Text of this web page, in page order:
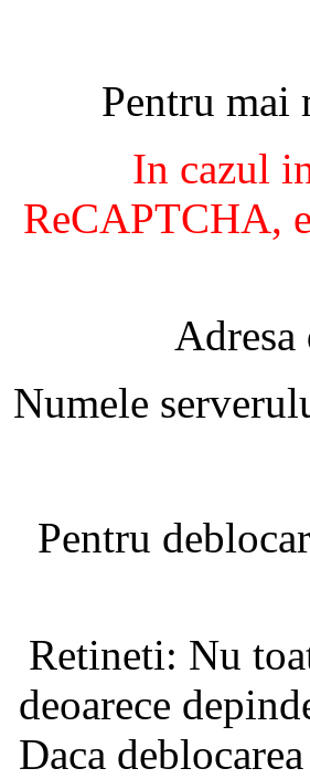
Pentru mai
In cazul
ReCAPTCHA,
Numele
Pentru
Retineti: Nu
deoarece
Daca